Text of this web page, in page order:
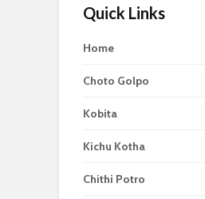
Quick Links
Home
Choto Golpo
Kobita
Kichu Kotha
Chithi Potro